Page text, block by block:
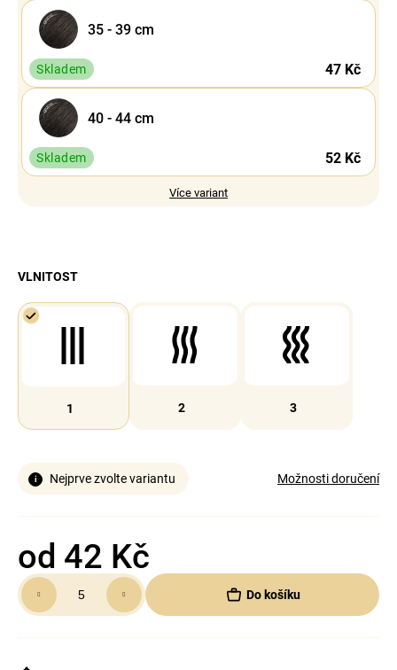
35 - 39 cm
Skladem 47 Kč
40 - 44 cm
Skladem 52 Kč
Více variant
VLNITOST
1 2 3
Nejprve zvolte variantu Možnosti doručení
od 42 Kč
Měrná
cena:
Do košíku